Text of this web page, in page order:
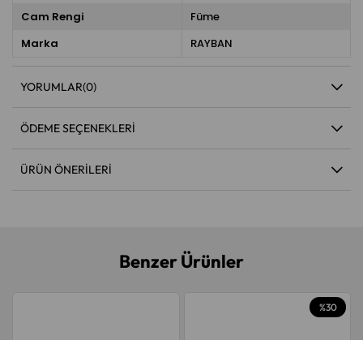
Cam Rengi
Füme
Marka
RAYBAN
YORUMLAR(0)
ÖDEME SEÇENEKLERI
ÜRÜN ÖNERILERI
Benzer Ürünler